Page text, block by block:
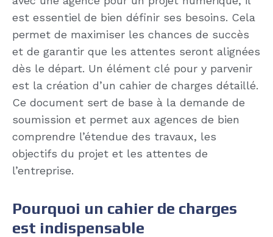
est essentiel de bien définir ses besoins. Cela
permet de maximiser les chances de succès
et de garantir que les attentes seront alignées
dès le départ. Un élément clé pour y parvenir
est la création d’un cahier de charges détaillé.
Ce document sert de base à la demande de
soumission et permet aux agences de bien
comprendre l’étendue des travaux, les
objectifs du projet et les attentes de
l’entreprise.
Pourquoi un cahier de charges
est indispensable